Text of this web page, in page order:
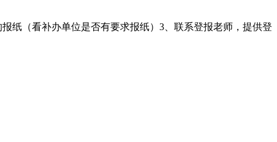
纸（看补办单位是否有要求报纸）3、联系登报老师，提供登